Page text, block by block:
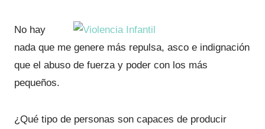
No hay
nada que me genere más repulsa, asco e indignación
que el abuso de fuerza y poder con los más
pequeños.
¿Qué tipo de personas son capaces de producir